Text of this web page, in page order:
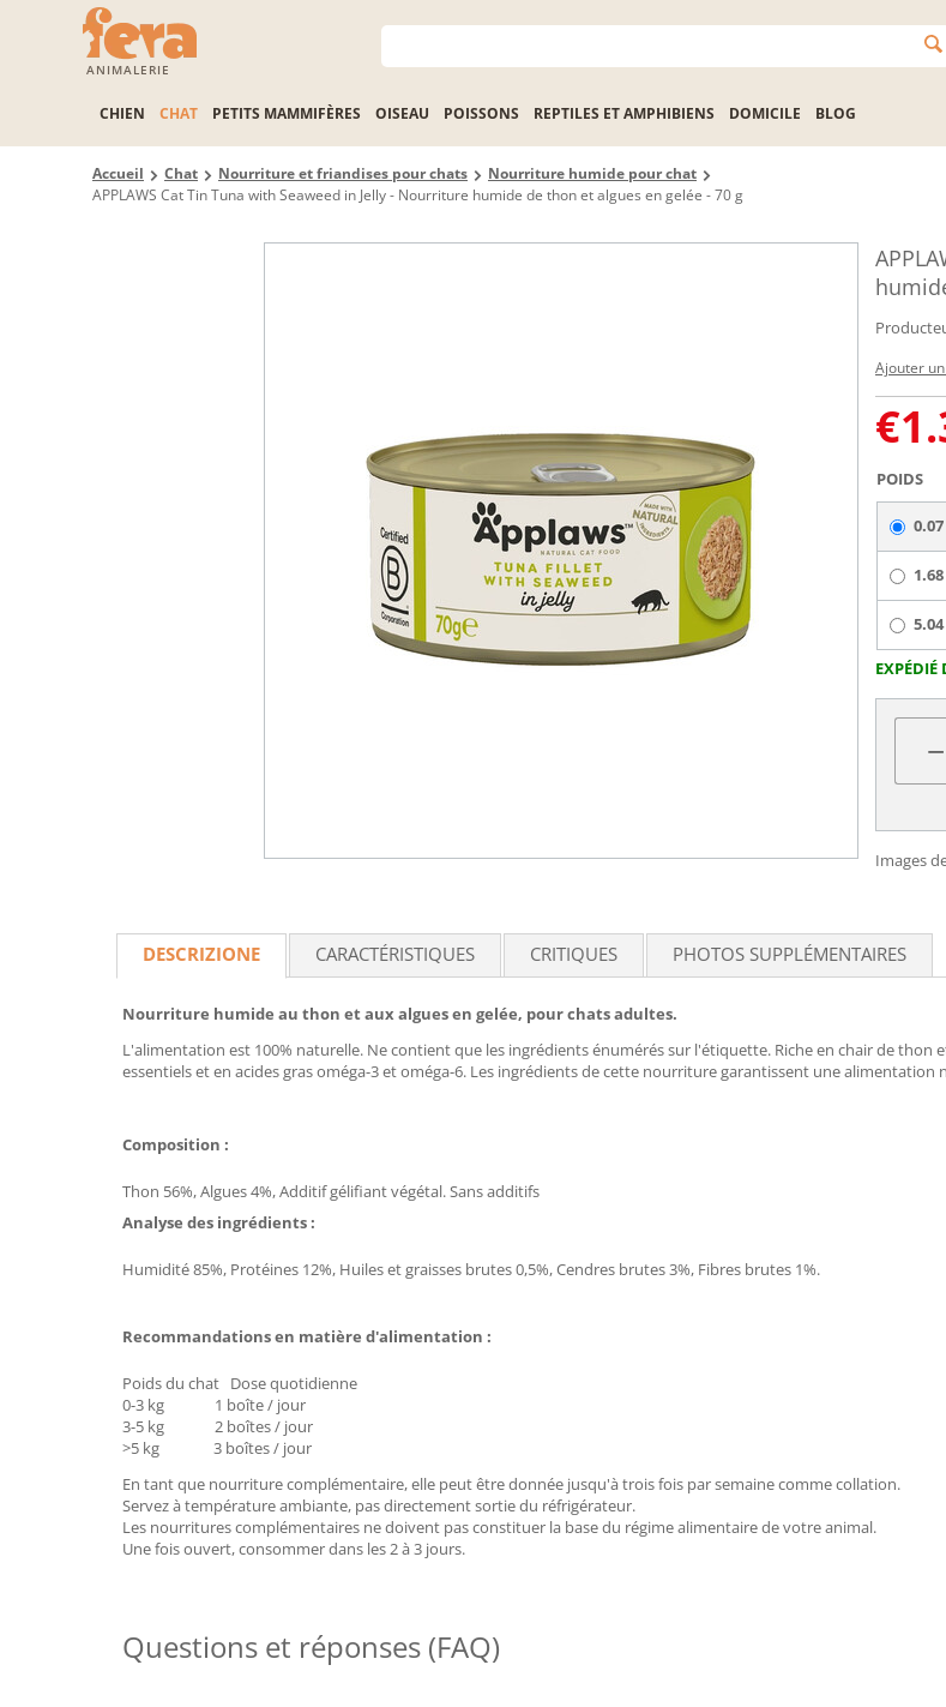
ANIMALERIE
CHIEN CHAT PETITS MAMMIFÈRES OISEAU POISSONS REPTILES ET AMPHIBIENS DOMICILE BLOG
Accueil Chat Nourriture et friandises pour chats
Nourriture humide pour chat
APPLAWS Cat Tin Tuna with Seaweed in Jelly - Nourriture humide de thon et algues en gelée - 70 g
Ajouter
€
POIDS
EXPÉDIÉ
−
Images
DESCRIZIONE CARACTÉRISTIQUES CRITIQUES PHOTOS SUPPLÉMENTAIRES
Nourriture humide au thon et aux algues en gelée, pour chats adultes.
L'alimentation est 100% naturelle. Ne contient que les ingrédients énumérés sur l'étiquette. Riche en chair de thon
essentiels et en acides gras oméga-3 et oméga-6. Les ingrédients de cette nourriture garantissent une alimentation
Composition :
Thon 56%, Algues 4%, Additif gélifiant végétal. Sans additifs
Analyse des ingrédients :
Humidité 85%, Protéines 12%, Huiles et graisses brutes 0,5%, Cendres brutes 3%, Fibres brutes 1%.
Recommandations en matière d'alimentation :
Poids du chat Dose quotidienne
0-3 kg 1 boîte / jour
3-5 kg 2 boîtes / jour
>5 kg 3 boîtes / jour
En tant que nourriture complémentaire, elle peut être donnée jusqu'à trois fois par semaine comme collation.
Servez à température ambiante, pas directement sortie du réfrigérateur.
Les nourritures complémentaires ne doivent pas constituer la base du régime alimentaire de votre animal.
Une fois ouvert, consommer dans les 2 à 3 jours.
Questions et réponses (FAQ)